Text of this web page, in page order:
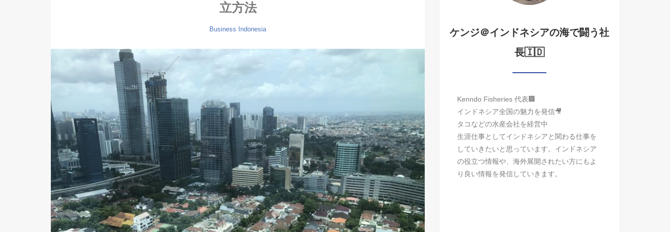
立方法
Business Indonesia
ケンジ＠インドネシアの海で闘う社
長🇮🇩
Kenndo Fisheries 代表🏢
インドネシア全国の魅力を発信🎥
タコなどの水産会社を経営中
生涯仕事としてインドネシアと関わる仕事を
していきたいと思っています。インドネシア
の役立つ情報や、海外展開されたい方にもよ
り良い情報を発信していきます。